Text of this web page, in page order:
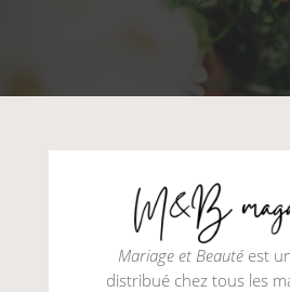
Mariage et Beautéest
distribué chez tous les